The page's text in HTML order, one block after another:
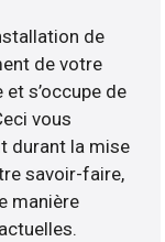
de
de votre
s’occupe de
vous
durant la mise
savoir-faire,
manière